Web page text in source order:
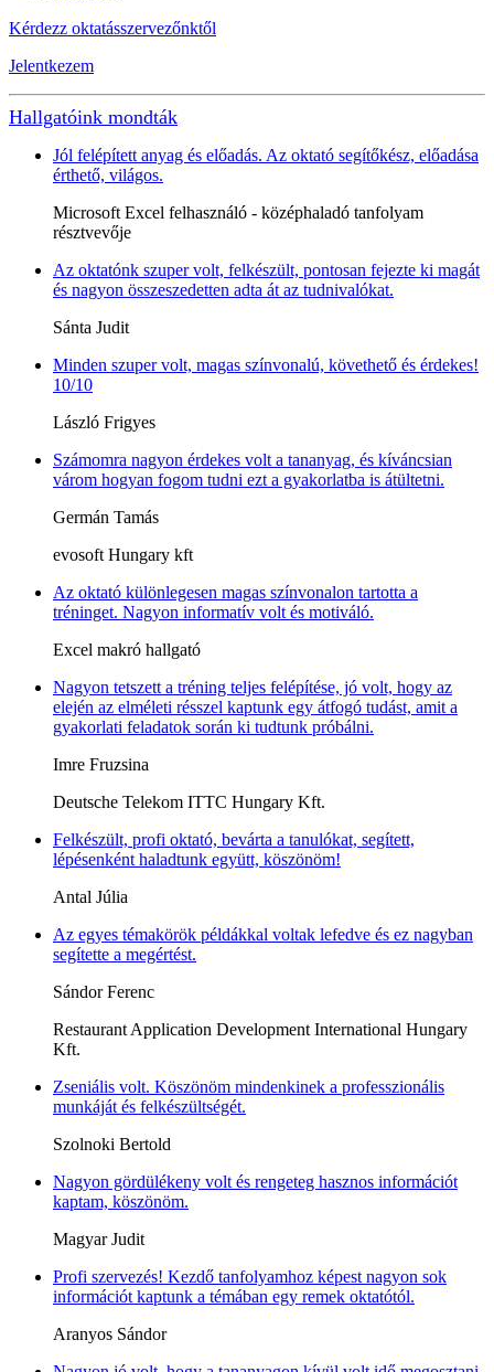
Kérdezz oktatásszervezőnktől
Jelentkezem
Hallgatóink mondták
Jól felépített anyag és előadás. Az oktató segítőkész, előadása
érthető, világos.
Microsoft Excel felhasználó - középhaladó tanfolyam
résztvevője
Az oktatónk szuper volt, felkészült, pontosan fejezte ki magát
és nagyon összeszedetten adta át az tudnivalókat.
Sánta Judit
Minden szuper volt, magas színvonalú, követhető és érdekes!
10/10
László Frigyes
Számomra nagyon érdekes volt a tananyag, és kíváncsian
várom hogyan fogom tudni ezt a gyakorlatba is átültetni.
Germán Tamás
evosoft Hungary kft
Az oktató különlegesen magas színvonalon tartotta a
tréninget. Nagyon informatív volt és motiváló.
Excel makró hallgató
Nagyon tetszett a tréning teljes felépítése, jó volt, hogy az
elején az elméleti résszel kaptunk egy átfogó tudást, amit a
gyakorlati feladatok során ki tudtunk próbálni.
Imre Fruzsina
Deutsche Telekom ITTC Hungary Kft.
Felkészült, profi oktató, bevárta a tanulókat, segített,
lépésenként haladtunk együtt, köszönöm!
Antal Júlia
Az egyes témakörök példákkal voltak lefedve és ez nagyban
segítette a megértést.
Sándor Ferenc
Restaurant Application Development International Hungary
Kft.
Zseniális volt. Köszönöm mindenkinek a professzionális
munkáját és felkészültségét.
Szolnoki Bertold
Nagyon gördülékeny volt és rengeteg hasznos információt
kaptam, köszönöm.
Magyar Judit
Profi szervezés! Kezdő tanfolyamhoz képest nagyon sok
információt kaptunk a témában egy remek oktatótól.
Aranyos Sándor